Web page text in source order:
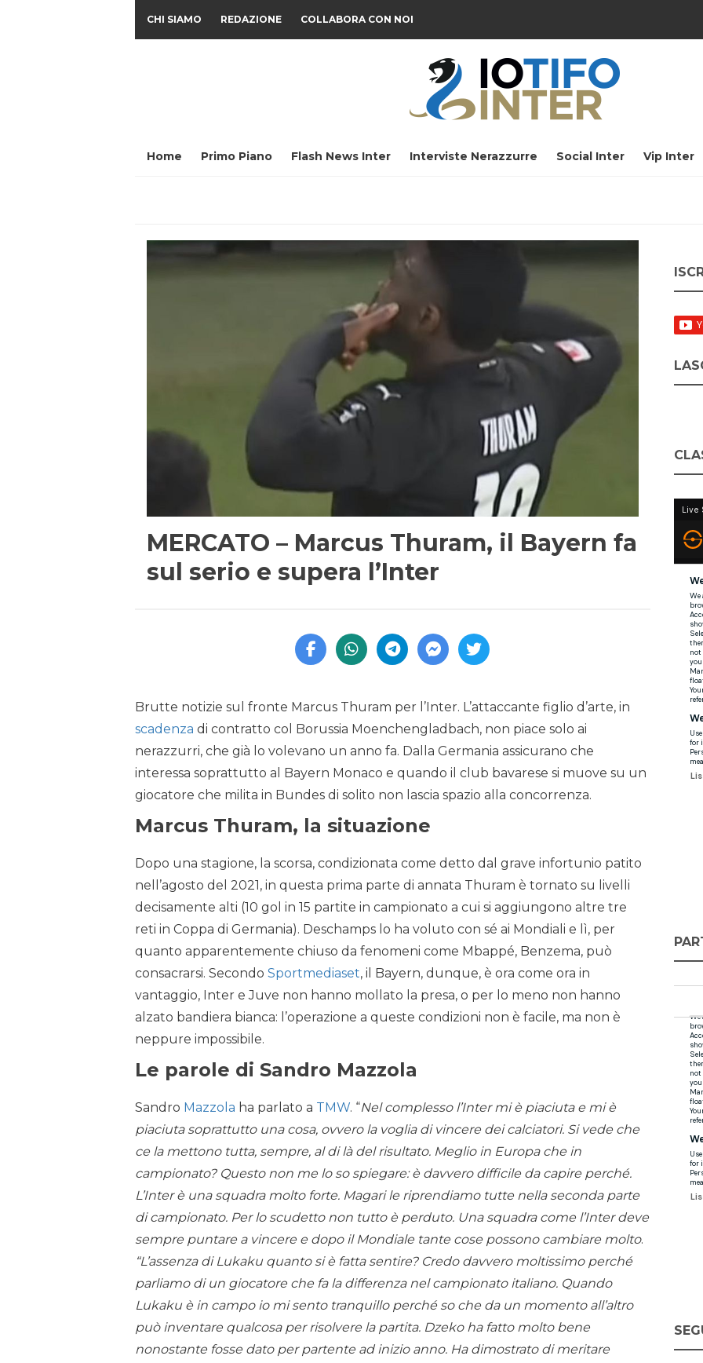
CHI SIAMO REDAZIONE COLLABORA CON NOI
Home Primo Piano Flash News Inter Interviste Nerazzurre Social Inter Vip Inter
MERCATO – Marcus Thuram, il Bayern fa
sul serio e supera l’Inter
Brutte notizie sul fronte Marcus Thuram per l’Inter. L’attaccante figlio d’arte, in
scadenza di contratto col Borussia Moenchengladbach, non piace solo ai
nerazzurri, che già lo volevano un anno fa. Dalla Germania assicurano che
interessa soprattutto al Bayern Monaco e quando il club bavarese si muove su un
giocatore che milita in Bundes di solito non lascia spazio alla concorrenza.
Marcus Thuram, la situazione
Dopo una stagione, la scorsa, condizionata come detto dal grave infortunio patito
nell’agosto del 2021, in questa prima parte di annata Thuram è tornato su livelli
decisamente alti (10 gol in 15 partite in campionato a cui si aggiungono altre tre
reti in Coppa di Germania). Deschamps lo ha voluto con sé ai Mondiali e lì, per
quanto apparentemente chiuso da fenomeni come Mbappé, Benzema, può
consacrarsi. Secondo Sportmediaset, il Bayern, dunque, è ora come ora in
vantaggio, Inter e Juve non hanno mollato la presa, o per lo meno non hanno
alzato bandiera bianca: l’operazione a queste condizioni non è facile, ma non è
neppure impossibile.
Le parole di Sandro Mazzola
Sandro Mazzola ha parlato a TMW. “Nel complesso l’Inter mi è piaciuta e mi è
piaciuta soprattutto una cosa, ovvero la voglia di vincere dei calciatori. Si vede che
ce la mettono tutta, sempre, al di là del risultato. Meglio in Europa che in
campionato? Questo non me lo so spiegare: è davvero difficile da capire perché.
L’Inter è una squadra molto forte. Magari le riprendiamo tutte nella seconda parte
di campionato. Per lo scudetto ​​​non tutto è perduto. Una squadra come l’Inter deve
sempre puntare a vincere e dopo il Mondiale tante cose possono cambiare molto.
“L’assenza di Lukaku quanto si è fatta sentire? Credo davvero moltissimo perché
parliamo di un giocatore che fa la differenza nel campionato italiano. Quando
Lukaku è in campo io mi sento tranquillo perché so che da un momento all’altro
può inventare qualcosa per risolvere la partita. Dzeko ha fatto molto bene
nonostante fosse dato per partente ad inizio anno. Ha dimostrato di meritare